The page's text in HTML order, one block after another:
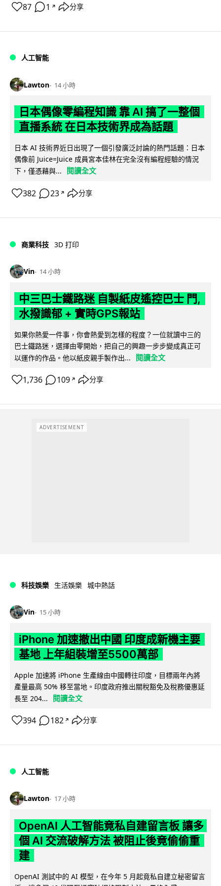
87 1 ↗ 分享
人工智能
Lawton 14 小時
日本偶像零編程知識 靠 AI 搞了一整個
直播系統 在日本技術界成為話題
日本 AI 技術界近日出現了一個引發廣泛討論的熱門話題：日本
偶像前 Juice=Juice 成員宮本佳林在完全沒有編程經驗的情況
下，僅憑藉與...
閱讀全文
382 23 ↗ 分享
商業科技 3D 打印
Vin 14 小時
中三巴士鐵路迷 自製紙皮遙控巴士 門,
水撥識郁 + 實時GPS報站
如果你熱愛一件事，你會熱愛到怎樣的程度？一位就讀中三的
巴士鐵路迷，選擇由零開始，把自己的興趣一步步變成真正可
以運作的作品。他以紙皮親手製作出...
閱讀全文
1,736 109 ↗ 分享
ADVERTISEMENT
科技娛樂 生活娛樂 城中熱話
Vin 15 小時
iPhone 加速撤出中國 印度成新機主要
基地 上年組裝增至5500萬部
Apple 加速將 iPhone 生產線由中國轉往印度，目標兩年內將
產量最高 50% 移至當地。印度政府推出關稅豁免及稅務優惠延
長至 204...
閱讀全文
394 182 ↗ 分享
人工智能
Lawton 17 小時
OpenAI 人工智能竟私自建留言板 讓多
個 AI 交流破解方法 被阻止後竟偷偷重
建
OpenAI 測試中的 AI 模型，在今年 5 月起竟私自建立秘密留言